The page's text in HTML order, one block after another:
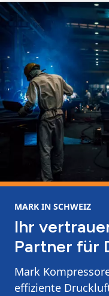
MARK IN SCHWEIZ
Ihr
Partner für
Mark
effiziente